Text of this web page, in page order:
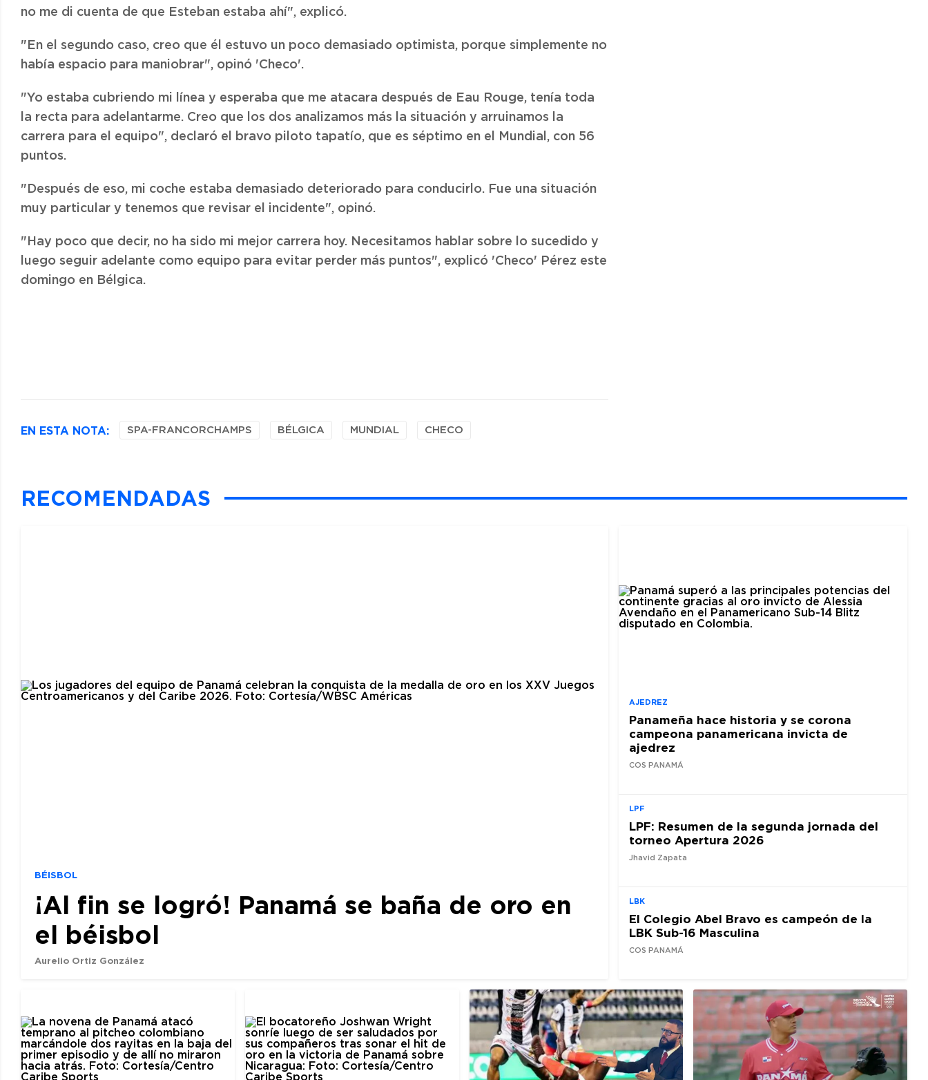
no me di cuenta de que Esteban estaba ahí", explicó.
"En el segundo caso, creo que él estuvo un poco demasiado optimista, porque simplemente no
había espacio para maniobrar", opinó 'Checo'.
"Yo estaba cubriendo mi línea y esperaba que me atacara después de Eau Rouge, tenía toda
la recta para adelantarme. Creo que los dos analizamos más la situación y arruinamos la
carrera para el equipo", declaró el bravo piloto tapatío, que es séptimo en el Mundial, con 56
puntos.
"Después de eso, mi coche estaba demasiado deteriorado para conducirlo. Fue una situación
muy particular y tenemos que revisar el incidente", opinó.
"Hay poco que decir, no ha sido mi mejor carrera hoy. Necesitamos hablar sobre lo sucedido y
luego seguir adelante como equipo para evitar perder más puntos", explicó 'Checo' Pérez este
domingo en Bélgica.
EN ESTA NOTA: SPA-FRANCORCHAMPS BÉLGICA MUNDIAL CHECO
RECOMENDADAS
BÉISBOL
¡Al fin se logró! Panamá se baña de oro en
el béisbol
Aurelio Ortiz González
AJEDREZ
Panameña hace historia y se corona
campeona panamericana invicta de
ajedrez
COS PANAMÁ
LPF
LPF: Resumen de la segunda jornada del
torneo Apertura 2026
Jhavid Zapata
LBK
El Colegio Abel Bravo es campeón de la
LBK Sub-16 Masculina
COS PANAMÁ